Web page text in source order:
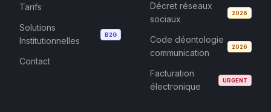
Tarifs
Solutions
Institutionnelles
B2G
Contact
Décret réseaux
sociaux
2026
Code déontologie
communication
2026
Facturation
électronique
URGENT